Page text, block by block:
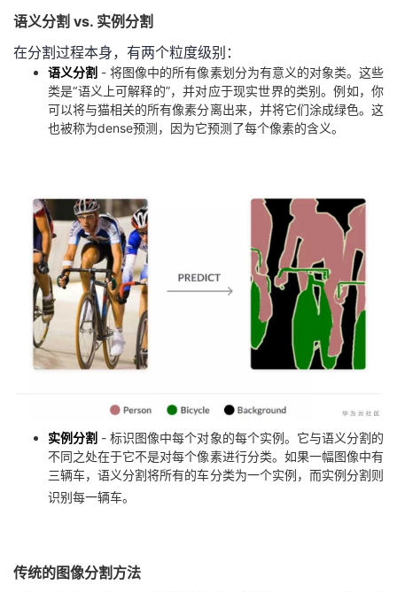
我
证
实
验
的
收
藏
的
持
我
建
议
语义分割 vs. 实例分割
在分割过程本身，有两个粒度级别：
语义分割 - 将图像中的所有像素划分为有意义的对象类。这些
类是“语义上可解释的”，并对应于现实世界的类别。例如，你
可以将与猫相关的所有像素分离出来，并将它们涂成绿色。这
也被称为dense预测，因为它预测了每个像素的含义。
实例分割 - 标识图像中每个对象的每个实例。它与语义分割的
不同之处在于它不是对每个像素进行分类。如果一幅图像中有
三辆车，语义分割将所有的车分类为一个实例，而实例分割则
识别每一辆车。
传统的图像分割方法